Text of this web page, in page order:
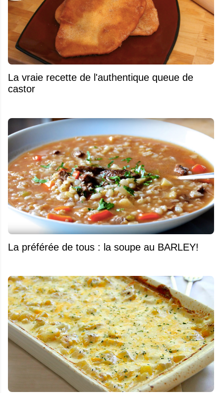
La vraie recette de l'authentique queue de
castor
La préférée de tous : la soupe au BARLEY!